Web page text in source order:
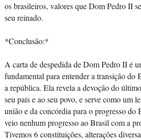
os brasileiros, valores que Dom Pedro II
seu reinado.
*Conclusão:*
A carta de despedida de Dom Pedro II é
fundamental para entender a transição do
a república. Ela revela a devoção do
seu país e ao seu povo, e serve como um
união e da concórdia para o progresso do
veio nenhum progresso ao Brasil com a
Tivemos 6 constituições, alterações